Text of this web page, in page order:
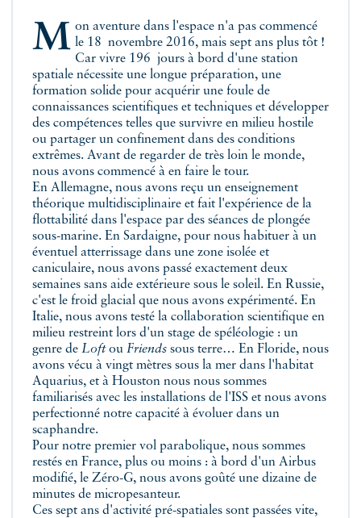
Mon aventure dans l'espace n'a pas commencé le 18 novembre 2016, mais sept ans plus tôt !
Car vivre 196 jours à bord d'une station
spatiale nécessite une longue préparation, une
formation solide pour acquérir une foule de
connaissances scientifiques et techniques et développer
des compétences telles que survivre en milieu hostile
ou partager un confinement dans des conditions
extrêmes. Avant de regarder de très loin le monde,
nous avons commencé à en faire le tour.
En Allemagne, nous avons reçu un enseignement
théorique multidisciplinaire et fait l'expérience de la
flottabilité dans l'espace par des séances de plongée
sous-marine. En Sardaigne, pour nous habituer à un
éventuel atterrissage dans une zone isolée et
caniculaire, nous avons passé exactement deux
semaines sans aide extérieure sous le soleil. En Russie,
c'est le froid glacial que nous avons expérimenté. En
Italie, nous avons testé la collaboration scientifique en
milieu restreint lors d'un stage de spéléologie : un
genre de Loftou Friends sous terre… En Floride, nous
avons vécu à vingt mètres sous la mer dans l'habitat
Aquarius, et à Houston nous nous sommes
familiarisés avec les installations de l'ISS et nous avons
perfectionné notre capacité à évoluer dans un
scaphandre.
Pour notre premier vol parabolique, nous sommes
restés en France, plus ou moins : à bord d'un Airbus
modifié, le Zéro-G, nous avons goûté une dizaine de
minutes de micropesanteur.
Ces sept ans d'activité pré-spatiales sont passées vite,